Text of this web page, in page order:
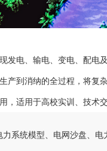
发电、输电、变电、配电
到消纳的全过程，将复
，适用于高校实训、技术
系统模型、电网沙盘、